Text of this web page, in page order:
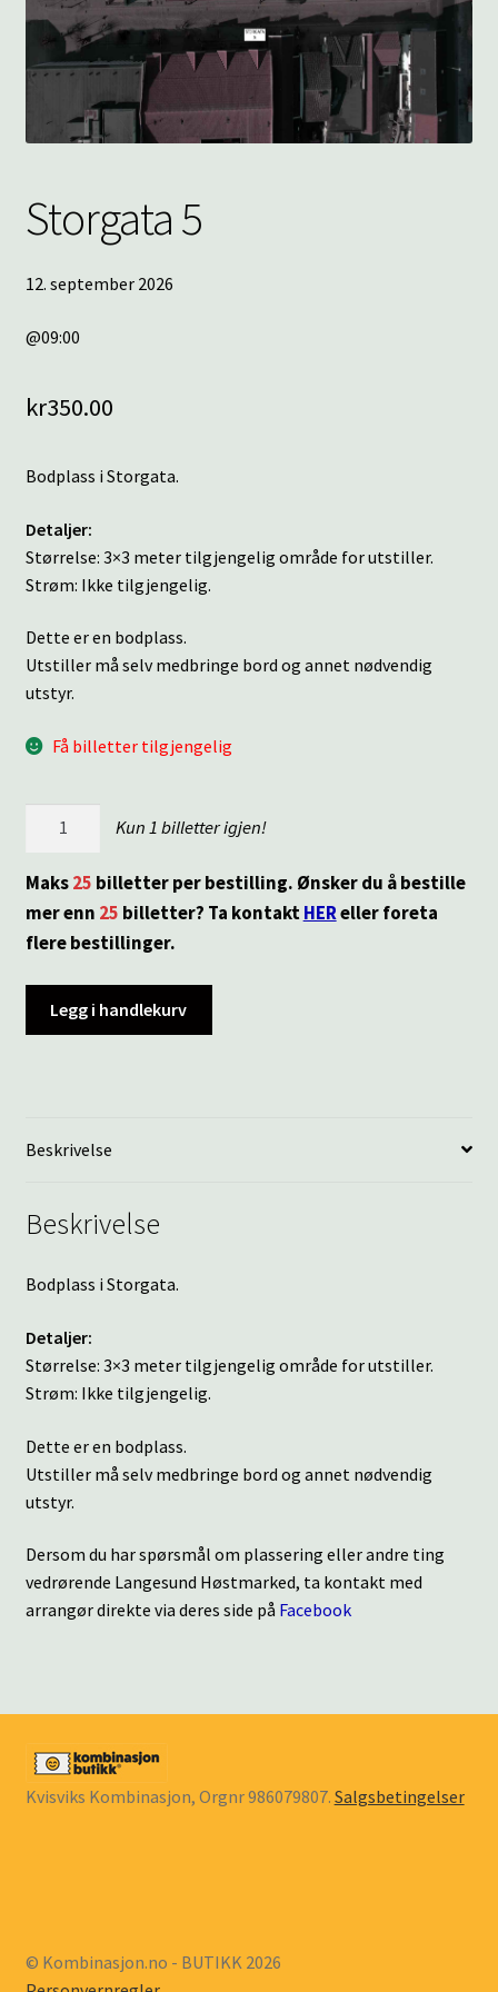
KONTAKT
SPØRSMÅL OG SVAR
HANDLEKURV
Min konto
Storgata 5
12. september 2026
@09:00
kr350.00
Bodplass i Storgata.
Detaljer:
Størrelse: 3×3 meter tilgjengelig område for utstiller.
Strøm: Ikke tilgjengelig.
Dette er en bodplass.
Utstiller må selv medbringe bord og annet nødvendig
utstyr.
Få billetter tilgjengelig
antall
Kun 1 billetter igjen!
Maks25 billetter per bestilling. Ønsker du å bestille
mer enn 25 billetter? Ta kontaktHEReller foreta
flere bestillinger.
Legg i handlekurv
Beskrivelse
Beskrivelse
Bodplass i Storgata.
Detaljer:
Størrelse: 3×3 meter tilgjengelig område for utstiller.
Strøm: Ikke tilgjengelig.
Dette er en bodplass.
Utstiller må selv medbringe bord og annet nødvendig
utstyr.
Dersom du har spørsmål om plassering eller andre ting
vedrørende Langesund Høstmarked, ta kontakt med
arrangør direkte via deres side på Facebook
Kvisviks Kombinasjon, Orgnr 986079807. Salgsbetingelser
© Kombinasjon.no - BUTIKK 2026